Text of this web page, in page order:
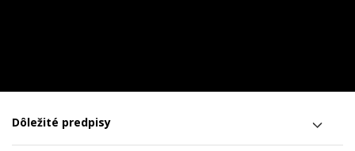
Dôležité predpisy